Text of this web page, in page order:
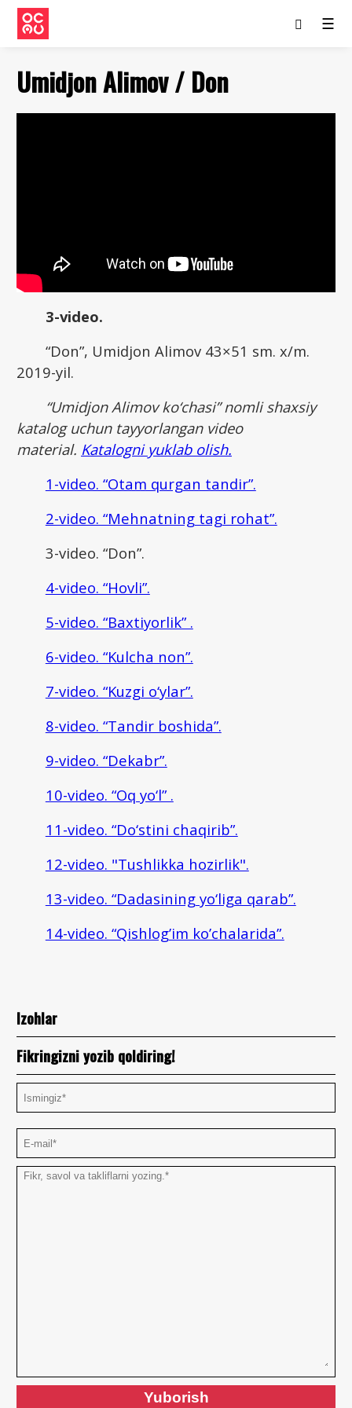
☰
Umidjon Alimov / Don
3-video.
“Don”, Umidjon Alimov 43×51 sm. x/m.
2019-yil.
“Umidjon Alimov ko‘chasi” nomli shaxsiy
katalog uchun tayyorlangan video
material. Katalogni yuklab olish.
1-video. “Otam qurgan tandir”.
2-video. “Mehnatning tagi rohat”.
3-video. “Don”.
4-video. “Hovli”.
5-video. “Baxtiyorlik” .
6-video. “Kulcha non”.
7-video. “Kuzgi o‘ylar”.
8-video. “Tandir boshida”.
9-video. “Dekabr”.
10-video. “Oq yo‘l” .
11-video. “Do‘stini chaqirib”.
12-video. "Tushlikka hozirlik".
13-video. “Dadasining yo‘liga qarab”.
14-video. “Qishlog’im ko’chalarida”.
Izohlar
Fikringizni yozib qoldiring!